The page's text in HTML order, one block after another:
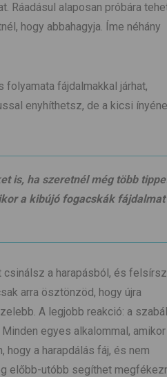
Ráadásul alaposan próbára
hogy abbahagyja. Íme néhány
folyamata fájdalmakkal járhat,
enyhíthetsz, de a kicsi
is, ha szeretnél még több
a kibújó fogacskák fájdalmat
csinálsz a harapásból, és
arra ösztönzöd, hogy újra
A legjobb reakció: a
egyes alkalommal, amikor
a harapdálás fáj, és nem
előbb-utóbb segíthet